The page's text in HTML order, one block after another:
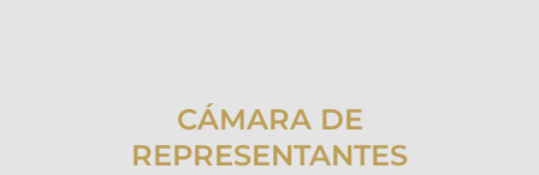
CÁMARA DE
REPRESENTANTES